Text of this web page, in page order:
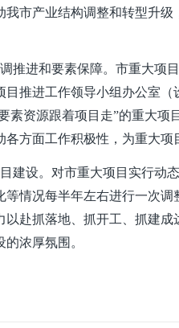
市产业结构调整和转型升
推进和要素保障。市重大项
推进工作领导小组办公室
素资源跟着项目走”的重大
方面工作积极性，为重大项
建设。对市重大项目实行动
情况每半年左右进行一次
赴抓落地、抓开工、抓建
浓厚氛围。